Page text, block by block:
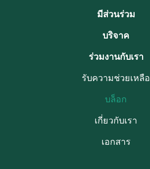
มีส่วนร่วม
บริจาค
ร่วมงานกับเรา
รับความช่วยเหลือ
บล็อก
เกี่ยวกับเรา
เอกสาร